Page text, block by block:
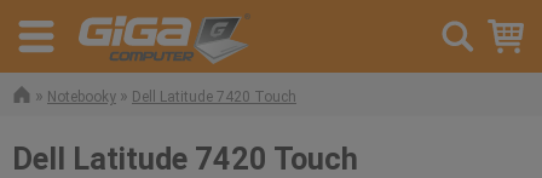
» Notebooky » Dell Latitude 7420 Touch
Dell Latitude 7420 Touch